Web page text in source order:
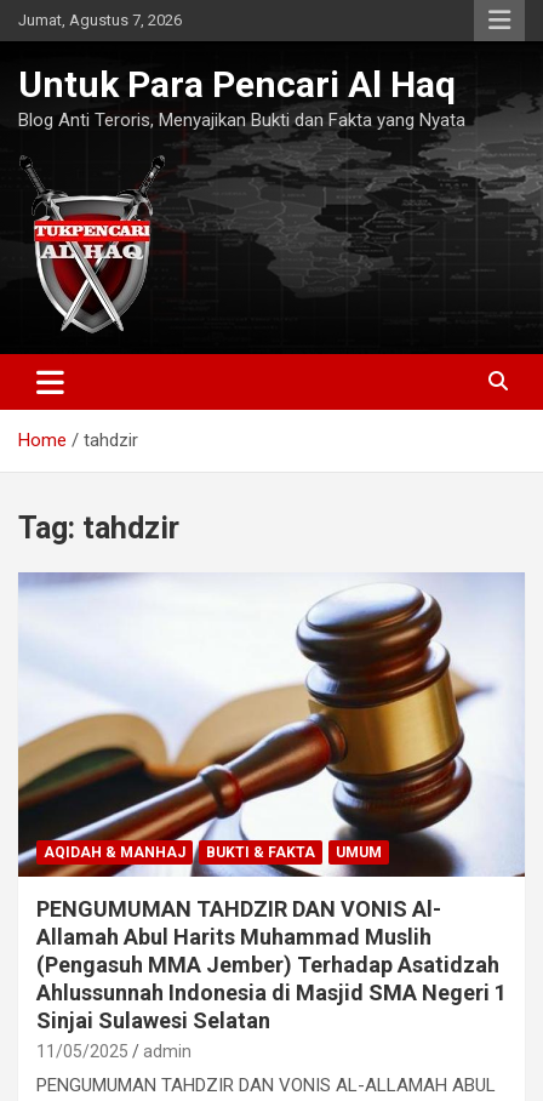
Skip
to
Jumat, Agustus 7, 2026
Untuk Para Pencari Al Haq
Blog Anti Teroris, Menyajikan Bukti dan Fakta yang Nyata
Home tahdzir
Tag: tahdzir
AQIDAH & MANHAJ BUKTI & FAKTA UMUM
PENGUMUMAN TAHDZIR DAN VONIS Al-
Allamah Abul Harits Muhammad Muslih
(Pengasuh MMA Jember) Terhadap Asatidzah
Ahlussunnah Indonesia di Masjid SMA Negeri 1
Sinjai Sulawesi Selatan
11/05/2025 admin
PENGUMUMAN TAHDZIR DAN VONIS AL-ALLAMAH ABUL